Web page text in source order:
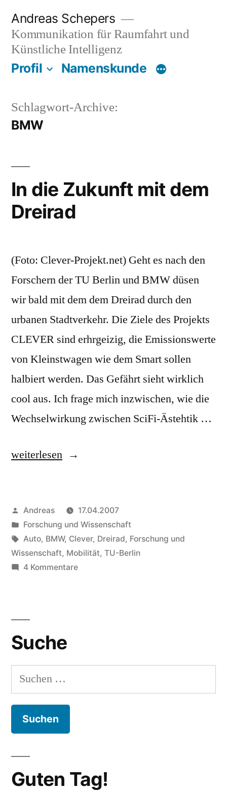
Inhalt
springen
Andreas Schepers
Kommunikation für Raumfahrt und
Künstliche Intelligenz
Profil Namenskunde
Schlagwort-Archive:
BMW
In die Zukunft mit dem
Dreirad
(Foto: Clever-Projekt.net) Geht es nach den
Forschern der TU Berlin und BMW düsen
wir bald mit dem dem Dreirad durch den
urbanen Stadtverkehr. Die Ziele des Projekts
CLEVER sind erhrgeizig, die Emissionswerte
von Kleinstwagen wie dem Smart sollen
halbiert werden. Das Gefährt sieht wirklich
cool aus. Ich frage mich inzwischen, wie die
Wechselwirkung zwischen SciFi-Ästehtik …
„In
mit
dem
Dreirad“
weiterlesen
Veröffentlicht
von
Andreas
17.04.2007
Veröffentlicht
in
Forschung und Wissenschaft
Schlagwörter:
Auto, BMW, Clever, Dreirad, Forschung und
Wissenschaft, Mobilität, TU-Berlin
4 Kommentarezu
Suche
Suchen
nach:
Guten Tag!